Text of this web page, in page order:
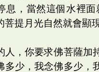
息，當然這個水裡
菩提月光自然就會顯
人，你要求佛菩薩加
多少，我念佛多少，